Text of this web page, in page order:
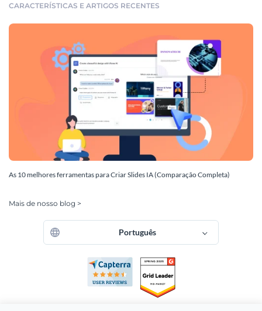
CARACTERÍSTICAS E ARTIGOS RECENTES
As 10 melhores ferramentas para Criar Slides IA (Comparação Completa)
Mais de nosso blog >
Português